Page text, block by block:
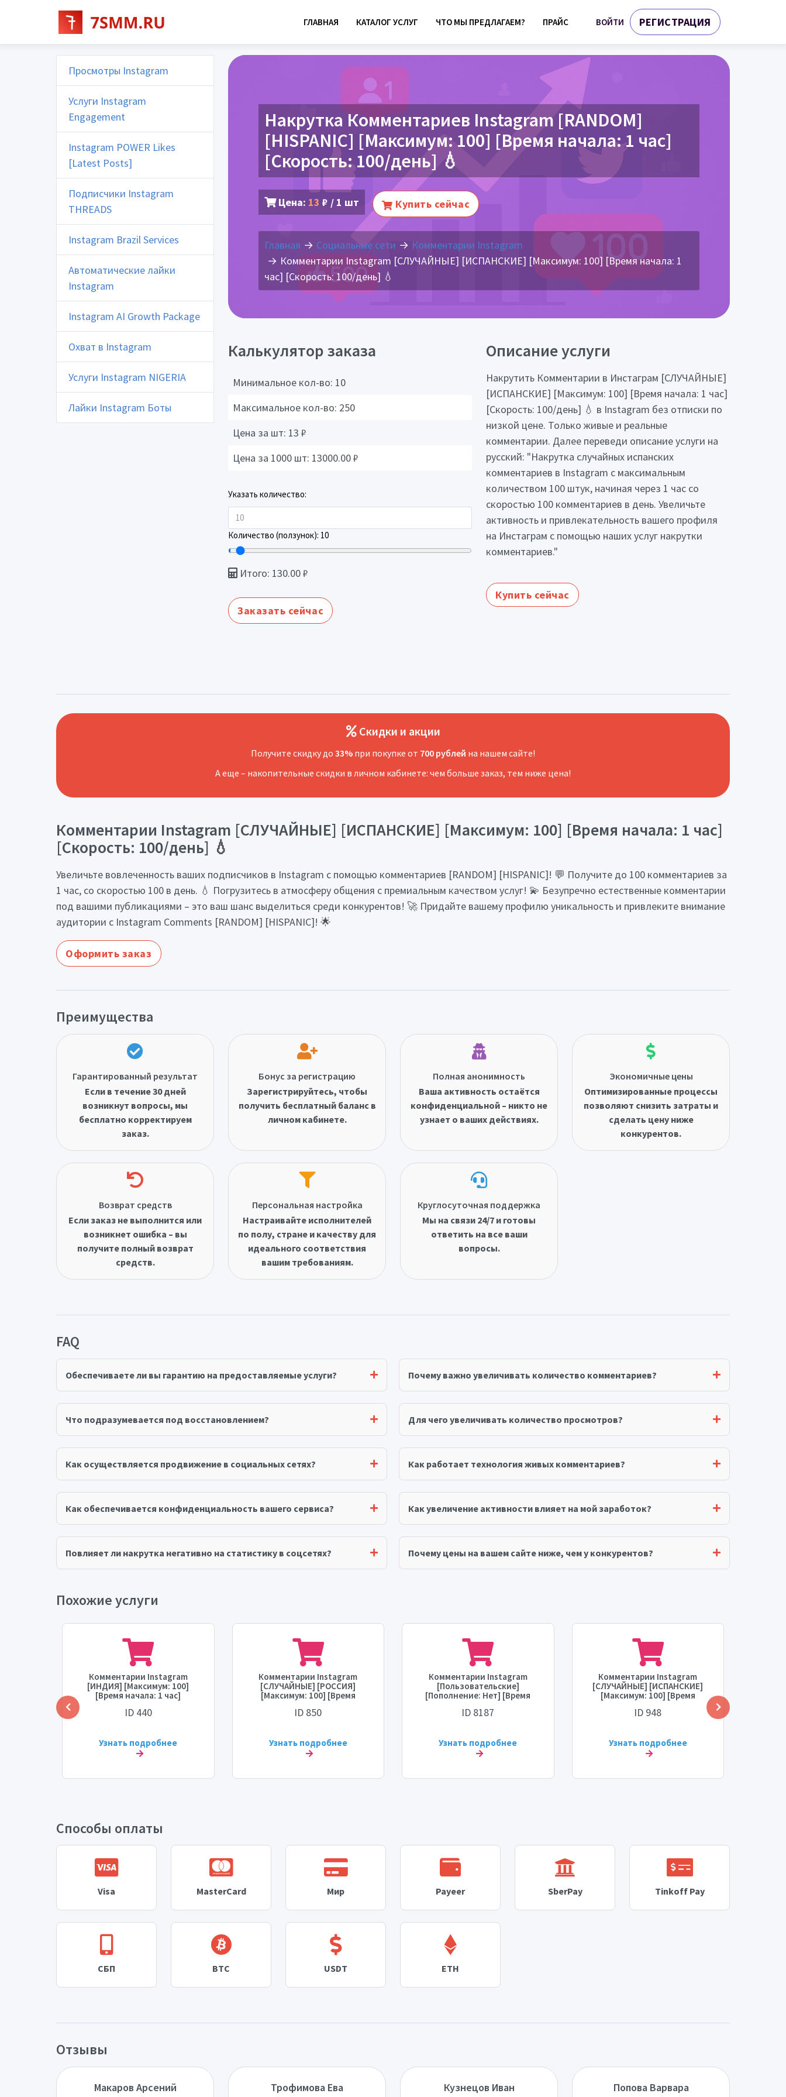
ГЛАВНАЯ КАТАЛОГ УСЛУГ ЧТО МЫ ПРЕДЛАГАЕМ? ПРАЙС ВОЙТИ РЕГИСТРАЦИЯ
Просмотры Instagram
Услуги Instagram
Engagement
Instagram POWER Likes
[Latest Posts]
Подписчики Instagram
THREADS
Instagram Brazil Services
Автоматические лайки
Instagram
Instagram AI Growth Package
Охват в Instagram
Услуги Instagram NIGERIA
Лайки Instagram Боты
Накрутка Комментариев Instagram [RANDOM]
[HISPANIC] [Максимум: 100] [Время начала: 1 час]
[Скорость: 100/день] 💧
Цена: 13 ₽ / 1 шт Купить сейчас
Главная Социальные сети
Комментарии Instagram
Комментарии Instagram [СЛУЧАЙНЫЕ] [ИСПАНСКИЕ] [Максимум: 100] [Время начала: 1
час] [Скорость: 100/день] 💧
Калькулятор заказа
Минимальное кол-во: 10
Максимальное кол-во: 250
Цена за шт: 13 ₽
Цена за 1000 шт: 13000.00₽
Указать количество:
Количество (ползунок): 10
Итого: 130.00₽
Заказать сейчас
Описание услуги
Накрутить Комментарии в Инстаграм [СЛУЧАЙНЫЕ]
[ИСПАНСКИЕ] [Максимум: 100] [Время начала: 1 час]
[Скорость: 100/день] 💧 в Instagram без отписки по
низкой цене. Только живые и реальные
комментарии. Далее переведи описание услуги на
русский: "Накрутка случайных испанских
комментариев в Instagram с максимальным
количеством 100 штук, начиная через 1 час со
скоростью 100 комментариев в день. Увеличьте
активность и привлекательность вашего профиля
на Инстаграм с помощью наших услуг накрутки
комментариев."
Купить сейчас
Скидки и акции
Получите скидку до 33% при покупке от 700 рублей на нашем сайте!
А еще – накопительные скидки в личном кабинете: чем больше заказ, тем ниже цена!
Комментарии Instagram [СЛУЧАЙНЫЕ] [ИСПАНСКИЕ] [Максимум: 100] [Время начала: 1 час]
[Скорость: 100/день] 💧
Увеличьте вовлеченность ваших подписчиков в Instagram с помощью комментариев [RANDOM] [HISPANIC]! 💬 Получите до 100 комментариев за
1 час, со скоростью 100 в день. 💧 Погрузитесь в атмосферу общения с премиальным качеством услуг! 💫 Безупречно естественные комментарии
под вашими публикациями – это ваш шанс выделиться среди конкурентов! 🚀 Придайте вашему профилю уникальность и привлеките внимание
аудитории с Instagram Comments [RANDOM] [HISPANIC]! 🌟
Оформить заказ
Преимущества
Гарантированный результат
Если в течение 30 дней
возникнут вопросы, мы
бесплатно корректируем
заказ.
Бонус за регистрацию
Зарегистрируйтесь, чтобы
получить бесплатный баланс в
личном кабинете.
Полная анонимность
Ваша активность остаётся
конфиденциальной – никто не
узнает о ваших действиях.
Экономичные цены
Оптимизированные процессы
позволяют снизить затраты и
сделать цену ниже
конкурентов.
Возврат средств
Если заказ не выполнится или
возникнет ошибка – вы
получите полный возврат
средств.
Персональная настройка
Настраивайте исполнителей
по полу, стране и качеству для
идеального соответствия
вашим требованиям.
Круглосуточная поддержка
Мы на связи 24/7 и готовы
ответить на все ваши
вопросы.
FAQ
Обеспечиваете ли вы гарантию на предоставляемые услуги? Почему важно увеличивать количество комментариев?
Что подразумевается под восстановлением? Для чего увеличивать количество просмотров?
Как осуществляется продвижение в социальных сетях? Как работает технология живых комментариев?
Как обеспечивается конфиденциальность вашего сервиса? Как увеличение активности влияет на мой заработок?
Повлияет ли накрутка негативно на статистику в соцсетях? Почему цены на вашем сайте ниже, чем у конкурентов?
Похожие услуги
Комментарии Instagram
[ИНДИЯ] [Максимум: 100]
[Время начала: 1 час]
[Скорость: 100/день]
ID 440
Узнать подробнее
Комментарии Instagram
[СЛУЧАЙНЫЕ] [РОССИЯ]
[Максимум: 100] [Время
начала: 1 час] [Скорость: 100/
день] 💧
ID 850
Узнать подробнее
Комментарии Instagram
[Пользовательские]
[Пополнение: Нет] [Время
запуска: 0 - 1 час] [Скорость:
5К/день]
ID 8187
Узнать подробнее
Комментарии Instagram
[СЛУЧАЙНЫЕ] [ИСПАНСКИЕ]
[Максимум: 100] [Время
начала: 1 час] [Скорость: 100/
день] 💧
ID 948
Узнать подробнее
Способы оплаты
Visa MasterCard Мир Payeer SberPay Tinkoff Pay
СБП BTC USDT ETH
Отзывы
Макаров Арсений Трофимова Ева Кузнецов Иван Попова Варвара